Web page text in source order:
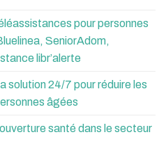
pour personnes
SeniorAdom,
libr’alerte
solution 24/7 pour réduire les
âgées
santé dans le secteur